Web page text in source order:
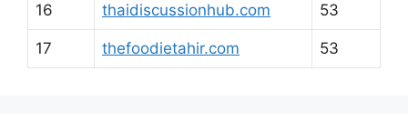
16 thaidiscussionhub.com 53
17 thefoodietahir.com 53